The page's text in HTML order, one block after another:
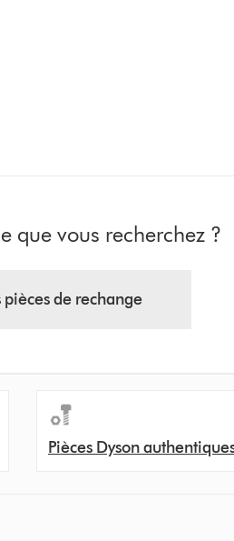
que vous recherchez ?
pièces de rechange
Pièces Dyson